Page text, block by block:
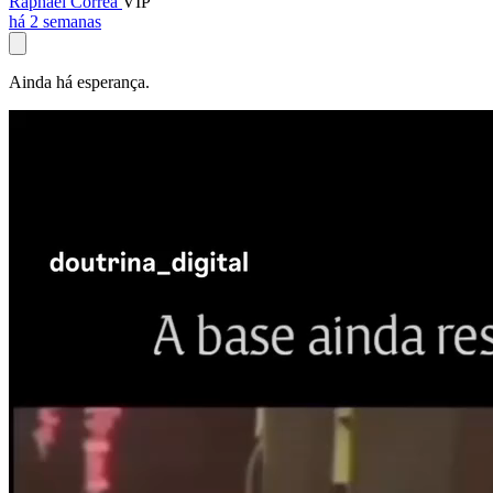
há 2 semanas
Ainda há esperança.